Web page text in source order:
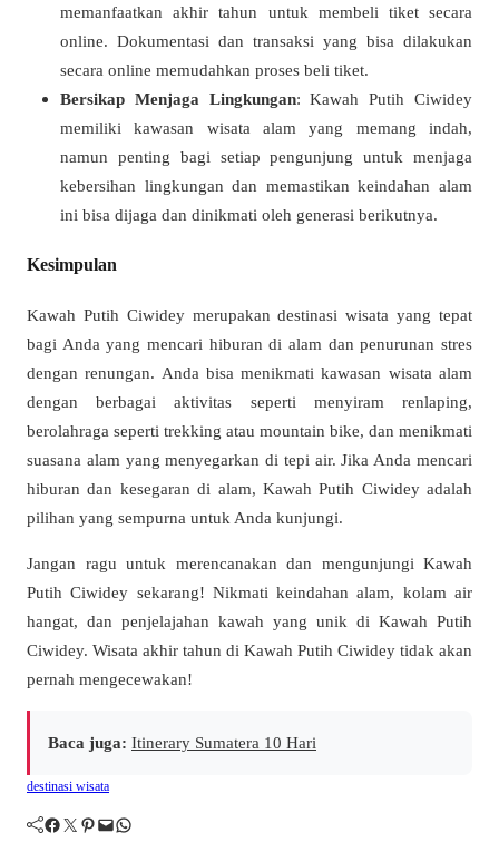
memanfaatkan akhir tahun untuk membeli tiket secara
online. Dokumentasi dan transaksi yang bisa dilakukan
secara online memudahkan proses beli tiket.
Bersikap Menjaga Lingkungan: Kawah Putih Ciwidey
memiliki kawasan wisata alam yang memang indah,
namun penting bagi setiap pengunjung untuk menjaga
kebersihan lingkungan dan memastikan keindahan alam
ini bisa dijaga dan dinikmati oleh generasi berikutnya.
Kesimpulan
Kawah Putih Ciwidey merupakan destinasi wisata yang tepat
bagi Anda yang mencari hiburan di alam dan penurunan stres
dengan renungan. Anda bisa menikmati kawasan wisata alam
dengan berbagai aktivitas seperti menyiram renlaping,
berolahraga seperti trekking atau mountain bike, dan menikmati
suasana alam yang menyegarkan di tepi air. Jika Anda mencari
hiburan dan kesegaran di alam, Kawah Putih Ciwidey adalah
pilihan yang sempurna untuk Anda kunjungi.
Jangan ragu untuk merencanakan dan mengunjungi Kawah
Putih Ciwidey sekarang! Nikmati keindahan alam, kolam air
hangat, dan penjelajahan kawah yang unik di Kawah Putih
Ciwidey. Wisata akhir tahun di Kawah Putih Ciwidey tidak akan
pernah mengecewakan!
Baca juga: Itinerary Sumatera 10 Hari
destinasi wisata
Facebook Twitter Pinterest Mail WhatsApp